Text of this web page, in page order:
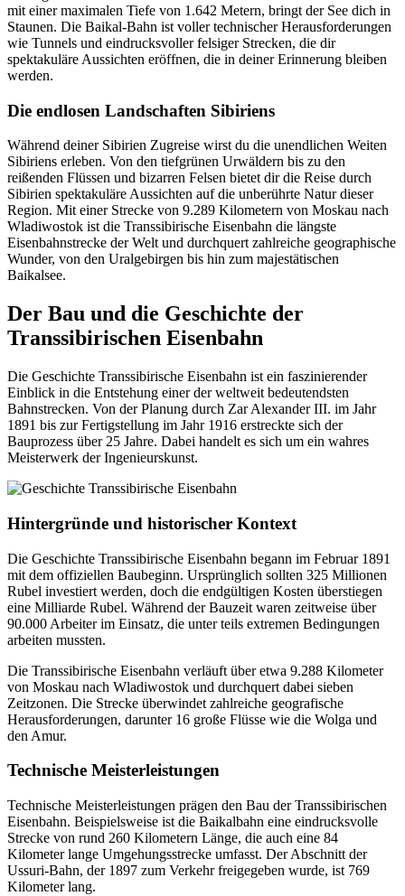
mit einer maximalen Tiefe von 1.642 Metern, bringt der See dich in
Staunen. Die Baikal-Bahn ist voller technischer Herausforderungen
wie Tunnels und eindrucksvoller felsiger Strecken, die dir
spektakuläre Aussichten eröffnen, die in deiner Erinnerung bleiben
werden.
Die endlosen Landschaften Sibiriens
Während deiner Sibirien Zugreise wirst du die unendlichen Weiten
Sibiriens erleben. Von den tiefgrünen Urwäldern bis zu den
reißenden Flüssen und bizarren Felsen bietet dir die Reise durch
Sibirien spektakuläre Aussichten auf die unberührte Natur dieser
Region. Mit einer Strecke von 9.289 Kilometern von Moskau nach
Wladiwostok ist die Transsibirische Eisenbahn die längste
Eisenbahnstrecke der Welt und durchquert zahlreiche geographische
Wunder, von den Uralgebirgen bis hin zum majestätischen
Baikalsee.
Der Bau und die Geschichte der
Transsibirischen Eisenbahn
Die Geschichte Transsibirische Eisenbahn ist ein faszinierender
Einblick in die Entstehung einer der weltweit bedeutendsten
Bahnstrecken. Von der Planung durch Zar Alexander III. im Jahr
1891 bis zur Fertigstellung im Jahr 1916 erstreckte sich der
Bauprozess über 25 Jahre. Dabei handelt es sich um ein wahres
Meisterwerk der Ingenieurskunst.
Hintergründe und historischer Kontext
Die Geschichte Transsibirische Eisenbahn begann im Februar 1891
mit dem offiziellen Baubeginn. Ursprünglich sollten 325 Millionen
Rubel investiert werden, doch die endgültigen Kosten überstiegen
eine Milliarde Rubel. Während der Bauzeit waren zeitweise über
90.000 Arbeiter im Einsatz, die unter teils extremen Bedingungen
arbeiten mussten.
Die Transsibirische Eisenbahn verläuft über etwa 9.288 Kilometer
von Moskau nach Wladiwostok und durchquert dabei sieben
Zeitzonen. Die Strecke überwindet zahlreiche geografische
Herausforderungen, darunter 16 große Flüsse wie die Wolga und
den Amur.
Technische Meisterleistungen
Technische Meisterleistungen prägen den Bau der Transsibirischen
Eisenbahn. Beispielsweise ist die Baikalbahn eine eindrucksvolle
Strecke von rund 260 Kilometern Länge, die auch eine 84
Kilometer lange Umgehungsstrecke umfasst. Der Abschnitt der
Ussuri-Bahn, der 1897 zum Verkehr freigegeben wurde, ist 769
Kilometer lang.